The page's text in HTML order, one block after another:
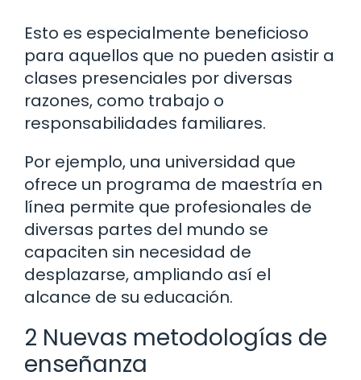
Esto es especialmente beneficioso
para aquellos que no pueden asistir a
clases presenciales por diversas
razones, como trabajo o
responsabilidades familiares.
Por ejemplo, una universidad que
ofrece un programa de maestría en
línea permite que profesionales de
diversas partes del mundo se
capaciten sin necesidad de
desplazarse, ampliando así el
alcance de su educación.
2 Nuevas metodologías de
enseñanza